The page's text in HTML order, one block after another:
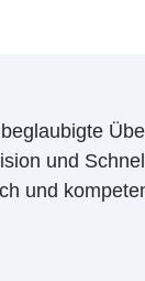
und
und